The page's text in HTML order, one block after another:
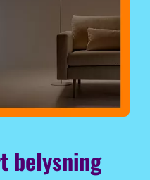
belysning